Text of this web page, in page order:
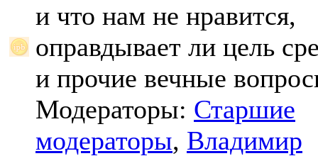
и что нам не нравится,
оправдывает ли цель
и прочие вечные
Модераторы: Старшие
модераторы, Владимир